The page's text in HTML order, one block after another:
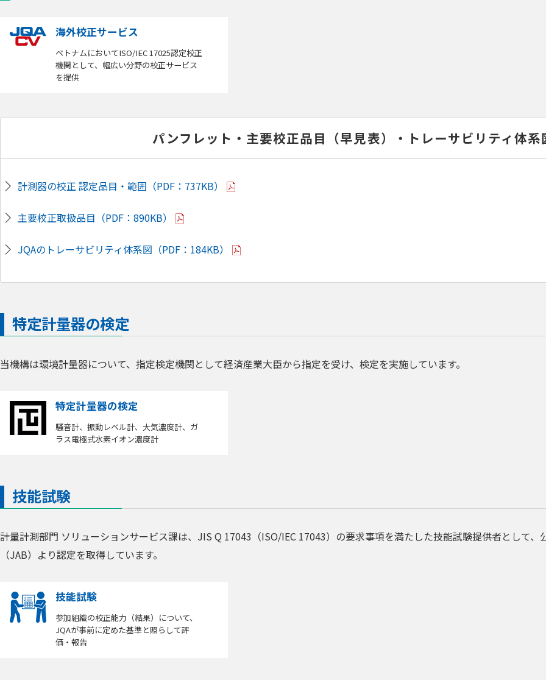
海外校正サービス
ベトナムにおいてISO/IEC 17025認定校正
機関として、幅広い分野の校正サービス
を提供
パンフレット・主要校正品目（早見表）・トレーサビリティ体系
計測器の校正 認定品目・範囲（PDF：737KB）
主要校正取扱品目（PDF：890KB）
JQAのトレーサビリティ体系図（PDF：184KB）
特定計量器の検定
当機構は環境計量器について、指定検定機関として経済産業大臣から指定を受け、検定を実施しています。
特定計量器の検定
騒音計、振動レベル計、大気濃度計、ガ
ラス電極式水素イオン濃度計
技能試験
計量計測部門 ソリューションサービス課は、JIS Q 17043（ISO/IEC 17043）の要求事項を満たした技能試験提供者として
（JAB）より認定を取得しています。
技能試験
参加組織の校正能力（結果）について、
JQAが事前に定めた基準と照らして評
価・報告